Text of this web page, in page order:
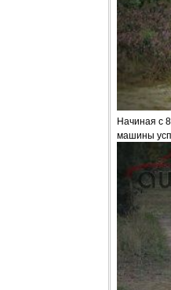
Начиная с
машины